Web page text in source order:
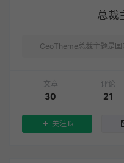
总裁
CeoTheme总裁主题是
文章
30
评论
21
关注Ta